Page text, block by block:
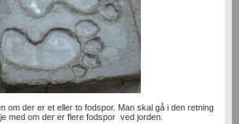
om der er et eller to fodspor. Man skal gå i den retning
med om der er flere fodspor ved jorden.